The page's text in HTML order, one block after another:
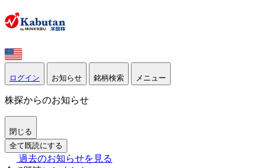
ログイン お知らせ 銘柄検索 メニュー
株探からのお知らせ
閉じる
全て既読にする
過去のお知らせを見る